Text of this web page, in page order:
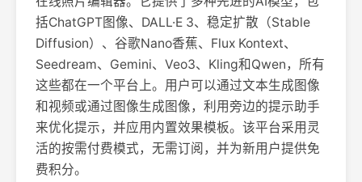
括ChatGPT图像、DALL·E 3、稳定扩散（Stable
Diffusion）、谷歌Nano香蕉、Flux Kontext、
Seedream、Gemini、Veo3、Kling和Qwen，所有
这些都在一个平台上。用户可以通过文本生成图像
和视频或通过图像生成图像，利用旁边的提示助手
来优化提示，并应用内置效果模板。该平台采用灵
活的按需付费模式，无需订阅，并为新用户提供免
费积分。